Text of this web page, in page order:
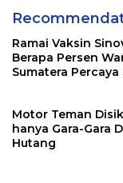
Ramai Vaksin
Berapa Persen
Sumatera Percaya
Motor Teman
hanya Gara-Gara
Hutang